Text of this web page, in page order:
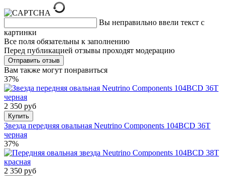
Вы неправильно ввели текст с
картинки
Все поля обязательны к заполнению
Перед публикацией отзывы проходят модерацию
Вам также могут понравиться
37%
2 350 руб
Купить
Звезда передняя овальная Neutrino Components 104BCD 36T
черная
37%
2 350 руб